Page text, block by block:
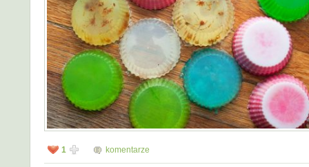
1 komentarze